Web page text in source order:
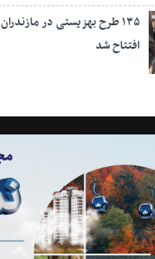
۱۳۵ طرح بهزیستی در مازندران
افتتاح شد